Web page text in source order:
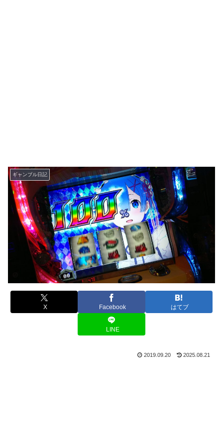
ギャンブル日記
X Facebook はてブ
LINE
2019.09.20 2025.08.21